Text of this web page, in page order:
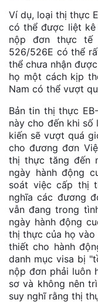
Ví dụ, loại thị thực
có thể được liệt kê
nộp đơn thực
526/526E có thể
thể chưa nhận
họ một cách kịp
Nam có thể vượt
Bản tin thị thực
này cho đến khi
kiến ​​sẽ vượt quá
cho đương đơn
thị thực tăng đến
ngày hành động
soát việc cấp thị
nghĩa các đương
vẫn đang trong
ngày hành động
thị thực của họ
thiết cho hành
danh mục visa bị
nộp đơn phải luôn
sơ và không nên
suy nghĩ rằng thị